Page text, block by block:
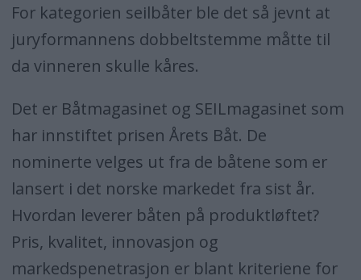
For kategorien seilbåter ble det så jevnt at
juryformannens dobbeltstemme måtte til
da vinneren skulle kåres.
Det er Båtmagasinet og SEILmagasinet som
har innstiftet prisen Årets Båt. De
nominerte velges ut fra de båtene som er
lansert i det norske markedet fra sist år.
Hvordan leverer båten på produktløftet?
Pris, kvalitet, innovasjon og
markedspenetrasjon er blant kriteriene for